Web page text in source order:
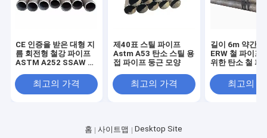
CE 인증을 받은 대형 지
름 회전형 철강 파이프
ASTM A252 SSAW 탄
최고의 가격
제40표 스틸 파이프
Astm A53 탄소 스틸 용
접 파이프 둥근 모양
최고의 가격
길이 6m 약간
ERW 철 파이프
위한 탄소 철 파
최고의
홈 사이트맵
Desktop Site